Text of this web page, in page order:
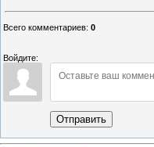
Всего комментариев: 0
Войдите:
Отправить